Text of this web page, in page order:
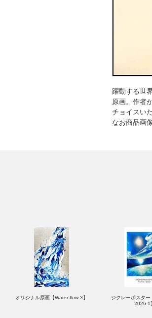
躍動する世
原画。作者
チョイスい
なお商品画
オリジナル原画【Water flow 3】
ジクレーポスタ
2026-1